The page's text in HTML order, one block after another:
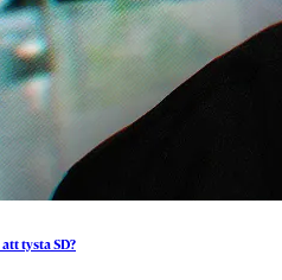
atttystaSD?